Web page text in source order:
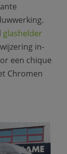
glashelder
in-
een chique
Chromen